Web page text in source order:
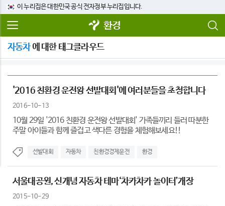
이 누리집은 대한민국 공식 전자정부 누리집입니다.
환경
자동차에 대한 태그클라우드
'2016 친환경 운전왕 선발대회'에 여러분들을 초청합니다
2016-10-13
10월 29일 '2016 친환경 운전왕 선발대회' 가족들끼리 들러 따분한
주말 아이들과 함께 즐겁고 색다른 경험을 체험해보세요!!
선발대회 자동차 친환경경제운전 환경
서울대공원, 신개념 자동차 테마‘차카차카 놀이터’개장
2015-10-29